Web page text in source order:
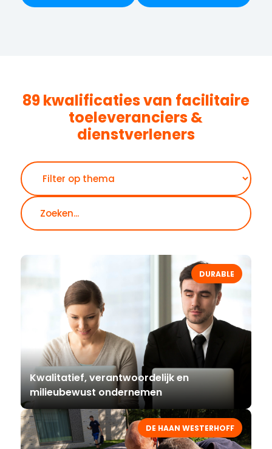
89 kwalificaties van facilitaire
toeleveranciers &
dienstverleners
DURABLE
Kwalitatief, verantwoordelijk en
milieubewust ondernemen
DE HAAN WESTERHOFF